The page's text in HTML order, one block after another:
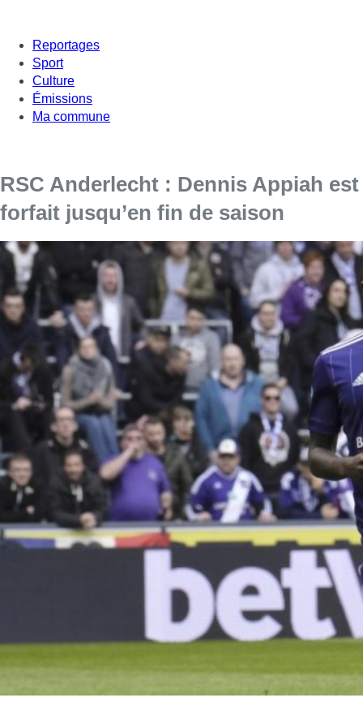
Reportages
Sport
Culture
Émissions
Ma commune
RSC Anderlecht : Dennis Appiah est
forfait jusqu’en fin de saison